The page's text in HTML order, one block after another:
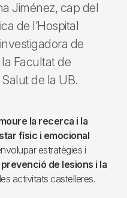
Jiménez, cap del
de l’Hospital
de
la Facultat de
de la UB.
la recerca i la
físic i emocional
estratègies i
prevenció de lesions i la
activitats castelleres.